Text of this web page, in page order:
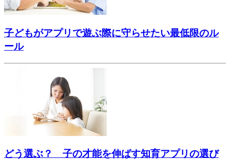
子どもがアプリで遊ぶ際に守らせたい最低限のル
ール
どう選ぶ？ 子の才能を伸ばす知育アプリの選び